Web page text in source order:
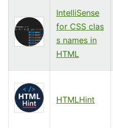
IntelliSense
for CSS clas
s names in
HTML
HTMLHint